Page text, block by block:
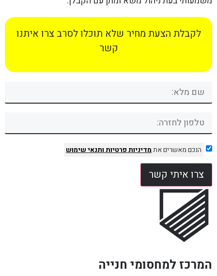
לקבלת הצעת מחיר שלא תוכלו לסרב צרו איתנו
קשר
הנכם מאשרים אתמדיניות פרטיותותנאי שימוש
צרו איתי קשר
המרכז למחסומי חנייה